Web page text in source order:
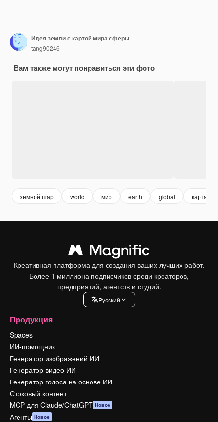
Идея земли с картой мира сферы
tang90246
Вам также могут понравиться эти фото
земной шар world мир earth global карта
Креативная платформа для создания ваших лучших работ.
Более 1 миллиона подписчиков среди креаторов,
предприятий, агентств и студий.
Pусский
Продукция
Spaces
ИИ-помощник
Генератор изображений ИИ
Генератор видео ИИ
Генератор голоса на основе ИИ
Стоковый контент
MCP для Claude/ChatGPT Новое
Агенты Новое